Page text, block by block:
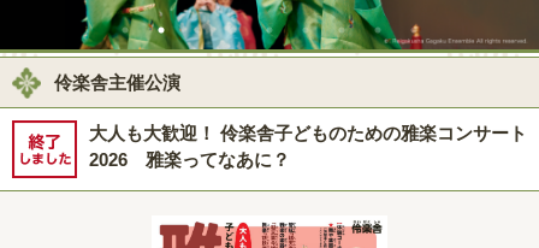
伶楽舎主催公演
大人も大歓迎！ 伶楽舎子どものための雅楽コンサート
2026 雅楽ってなあに？